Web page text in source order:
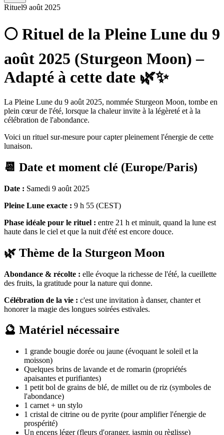
Rituel9 août 2025
🌕 Rituel de la Pleine Lune du 9
août 2025 (Sturgeon Moon) –
Adapté à cette date 🌿✨
La Pleine Lune du 9 août 2025, nommée Sturgeon Moon, tombe en
plein cœur de l'été, lorsque la chaleur invite à la légèreté et à la
célébration de l'abondance.
Voici un rituel sur‑mesure pour capter pleinement l'énergie de cette
lunaison.
📆 Date et moment clé (Europe/Paris)
Date : Samedi 9 août 2025
Pleine Lune exacte : 9 h 55 (CEST)
Phase idéale pour le rituel : entre 21 h et minuit, quand la lune est
haute dans le ciel et que la nuit d'été est encore douce.
🌿 Thème de la Sturgeon Moon
Abondance & récolte : elle évoque la richesse de l'été, la cueillette
des fruits, la gratitude pour la nature qui donne.
Célébration de la vie : c'est une invitation à danser, chanter et
honorer la magie des longues soirées estivales.
🔮 Matériel nécessaire
1 grande bougie dorée ou jaune (évoquant le soleil et la
moisson)
Quelques brins de lavande et de romarin (propriétés
apaisantes et purifiantes)
1 petit bol de grains de blé, de millet ou de riz (symboles de
l'abondance)
1 carnet + un stylo
1 cristal de citrine ou de pyrite (pour amplifier l'énergie de
prospérité)
Un encens léger (fleurs d'oranger, jasmin ou règlisse)